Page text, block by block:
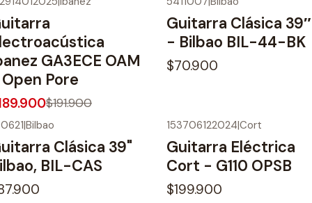
GA3ECE OAM
Pore
$191.900
Guitarra Clásica 39″
- Bilbao BIL-44-BK
$70.900
|Bilbao
Clásica 39"
BIL-CAS
153706122024|Cort
Guitarra Eléctrica
Cort - G110 OPSB
$199.900